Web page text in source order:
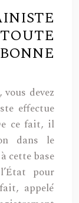
devez
effectue
ce fait, il
dans le
cette base
pour
appelé